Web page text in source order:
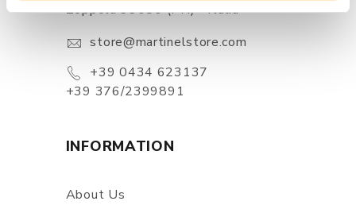
Zoppola 33080 (PN) - Italia
store@martinelstore.com
+39 0434 623137
+39 376/2399891
INFORMATION
About Us